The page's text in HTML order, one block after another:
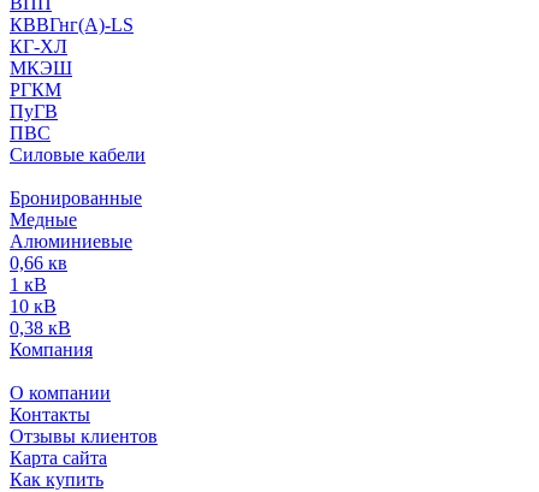
КВВГнг(А)-LS
КГ-ХЛ
МКЭШ
РГКМ
ПуГВ
ПВС
Силовые кабели
Бронированные
Медные
Алюминиевые
0,66 кв
1 кВ
10 кВ
0,38 кВ
Компания
О компании
Контакты
Отзывы клиентов
Карта сайта
Как купить